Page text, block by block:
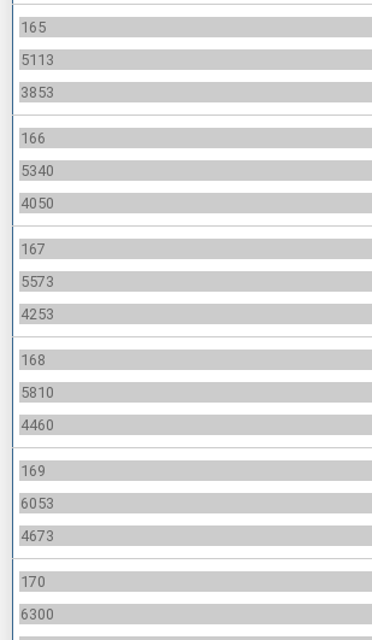
165
5113
3853
166
5340
4050
167
5573
4253
168
5810
4460
169
6053
4673
170
6300